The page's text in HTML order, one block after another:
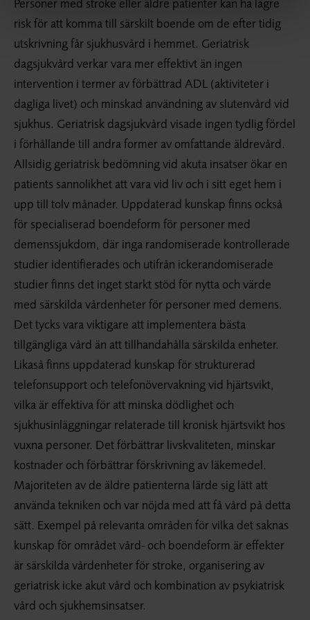
risk för att komma till särskilt boende om de efter tidig
utskrivning får sjukhusvård i hemmet. Geriatrisk
dagsjukvård verkar vara mer effektivt än ingen
intervention i termer av förbättrad ADL (aktiviteter i
dagliga livet) och minskad användning av slutenvård vid
sjukhus. Geriatrisk dagsjukvård visade ingen tydlig fördel
i förhållande till andra former av omfattande äldrevård.
Allsidig geriatrisk bedömning vid akuta insatser ökar en
patients sannolikhet att vara vid liv och i sitt eget hem i
upp till tolv månader. Uppdaterad kunskap finns också
för specialiserad boendeform för personer med
demenssjukdom, där inga randomiserade kontrollerade
studier identifierades och utifrån ickerandomiserade
studier finns det inget starkt stöd för nytta och värde
med särskilda vårdenheter för personer med demens.
Det tycks vara viktigare att implementera bästa
tillgängliga vård än att tillhandahålla särskilda enheter.
Likaså finns uppdaterad kunskap för strukturerad
telefonsupport och telefonövervakning vid hjärtsvikt,
vilka är effektiva för att minska dödlighet och
sjukhusinläggningar relaterade till kronisk hjärtsvikt hos
vuxna personer. Det förbättrar livskvaliteten, minskar
kostnader och förbättrar förskrivning av läkemedel.
Majoriteten av de äldre patienterna lärde sig lätt att
använda tekniken och var nöjda med att få vård på detta
sätt. Exempel på relevanta områden för vilka det saknas
kunskap för området vård- och boendeform är effekter
är särskilda vårdenheter för stroke, organisering av
geriatrisk icke akut vård och kombination av psykiatrisk
vård och sjukhemsinsatser.